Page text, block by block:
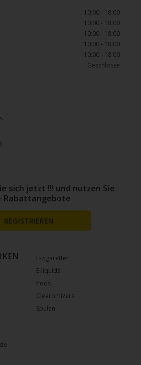
10:00 - 18:00
10:00 - 18:00
10:00 - 18:00
10:00 - 18:00
10:00 - 18:00
Geschlosse
E-zigaretten
E-liquids
Pods
Clearomizers
Spulen
sich jetzt !!! und nutzen Sie
Rabattangebote
REGISTRIEREN